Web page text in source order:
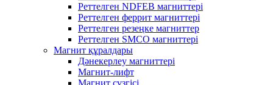
Реттелген NDFEB магниттері
Реттелген феррит магниттері
Реттелген резеңке магниттер
Реттелген SMCO магниттері
Магнит құралдары
Дәнекерлеу магниттері
Магнит-лифт
Магнит сүзгісі